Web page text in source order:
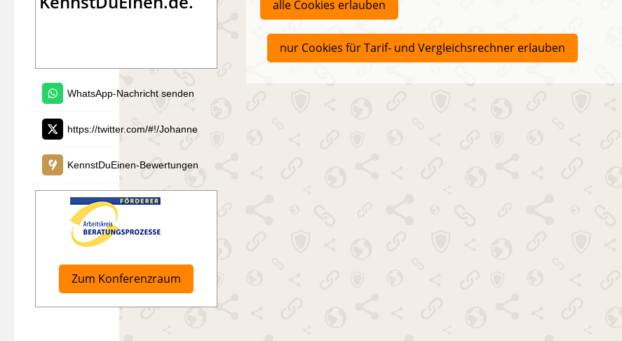
WhatsApp-Nachricht senden
https://twitter.com/#!/Johanne
KennstDuEinen-Bewertungen
Zum Konferenzraum
alle Cookies erlauben
nur Cookies für Tarif- und Vergleichsrechner erlauben